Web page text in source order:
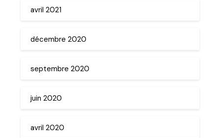
avril 2021
décembre 2020
septembre 2020
juin 2020
avril 2020